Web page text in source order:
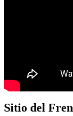
Sitio del